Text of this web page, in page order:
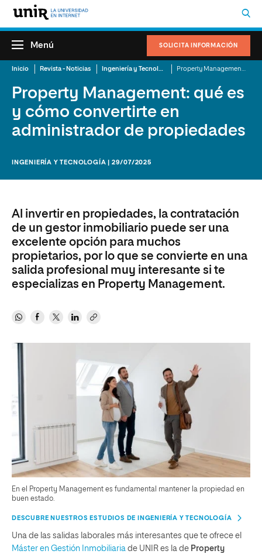
SOLICITA INFORMACIÓN
Menú
Inicio Revista - Noticias Ingeniería y Tecnología
Property Management: qué es
y cómo convertirte en
administrador de propiedades
INGENIERÍA Y TECNOLOGÍA | 29/07/2025
Al invertir en propiedades, la contratación
de un gestor inmobiliario puede ser una
excelente opción para muchos
propietarios, por lo que se convierte en una
salida profesional muy interesante si te
especializas en Property Management.
En el Property Management es fundamental mantener la propiedad en
buen estado.
DESCUBRE NUESTROS ESTUDIOS DE INGENIERÍA Y TECNOLOGÍA
Una de las salidas laborales más interesantes que te ofrece el
Máster en Gestión Inmobiliaria de UNIR es la de Property